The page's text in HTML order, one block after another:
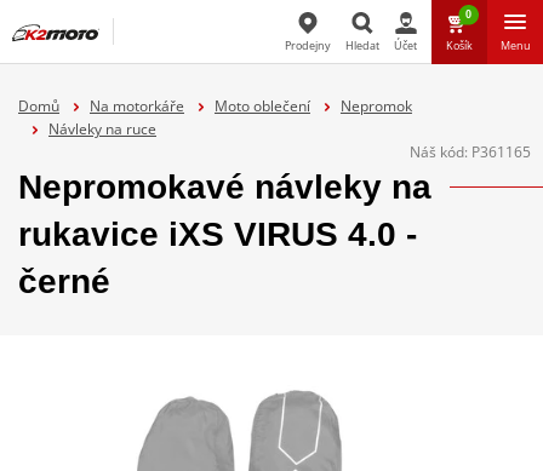
Prodejny Hledat Účet
0
Košík Menu
Domů Na motorkáře Moto oblečení
Nepromok
Návleky na ruce
Náš kód: P361165
Nepromokavé návleky na
rukavice iXS VIRUS 4.0 -
černé